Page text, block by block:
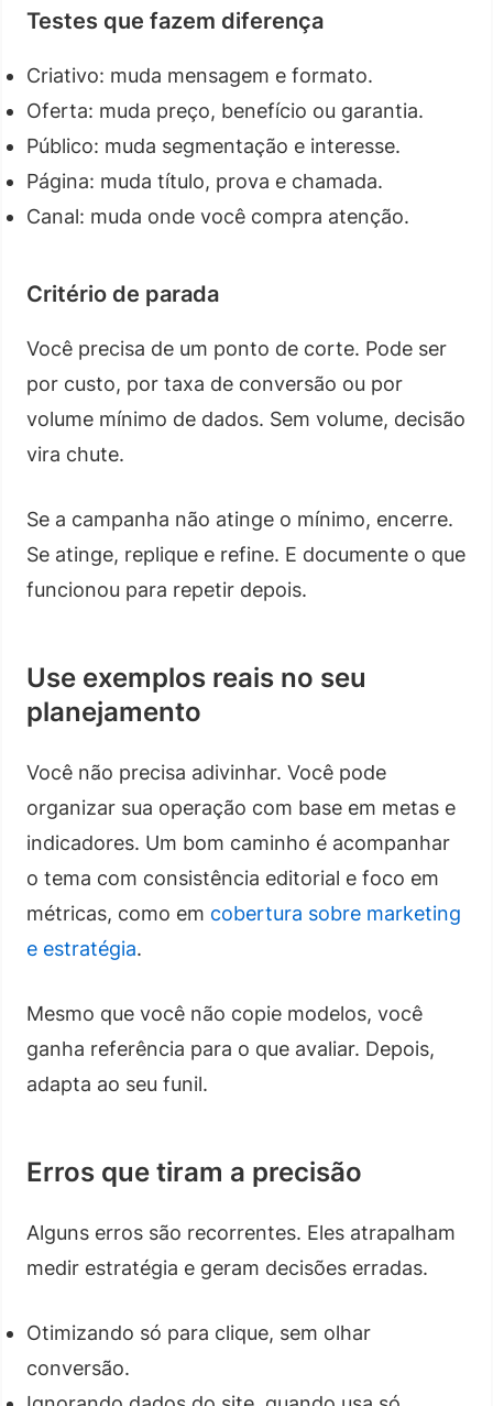
Testes que fazem diferença
Criativo: muda mensagem e formato.
Oferta: muda preço, benefício ou garantia.
Público: muda segmentação e interesse.
Página: muda título, prova e chamada.
Canal: muda onde você compra atenção.
Critério de parada
Você precisa de um ponto de corte. Pode ser
por custo, por taxa de conversão ou por
volume mínimo de dados. Sem volume, decisão
vira chute.
Se a campanha não atinge o mínimo, encerre.
Se atinge, replique e refine. E documente o que
funcionou para repetir depois.
Use exemplos reais no seu
planejamento
Você não precisa adivinhar. Você pode
organizar sua operação com base em metas e
indicadores. Um bom caminho é acompanhar
o tema com consistência editorial e foco em
métricas, como em cobertura sobre marketing
e estratégia.
Mesmo que você não copie modelos, você
ganha referência para o que avaliar. Depois,
adapta ao seu funil.
Erros que tiram a precisão
Alguns erros são recorrentes. Eles atrapalham
medir estratégia e geram decisões erradas.
Otimizando só para clique, sem olhar
conversão.